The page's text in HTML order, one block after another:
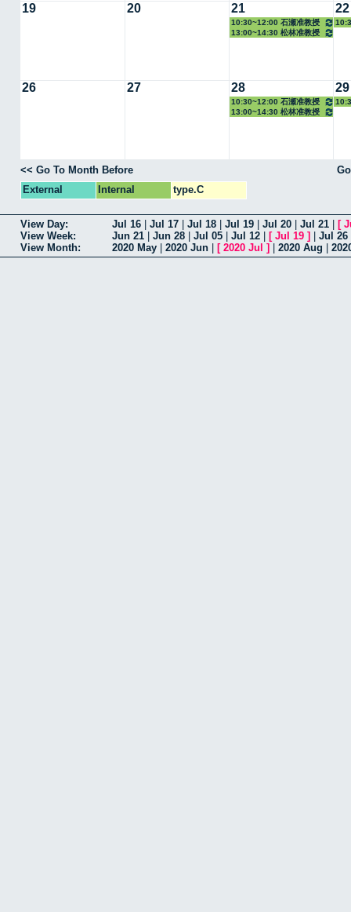
19 20 21
10:30~12:00 石瀬准教授
13:00~14:30 松林准教授
22
26 27 28
10:30~12:00 石瀬准教授
13:00~14:30 松林准教授
29
<< Go To Month Before
External
Internal type.C
View Day: Jul 16 Jul 17 Jul 18 Jul 19 Jul 20 Jul 21 [
View Week:
Jun 21 Jun 28 Jul 05 Jul 12 [ Jul 19 ] Jul 26
View Month:
2020 May 2020 Jun [ 2020 Jul ] 2020 Aug